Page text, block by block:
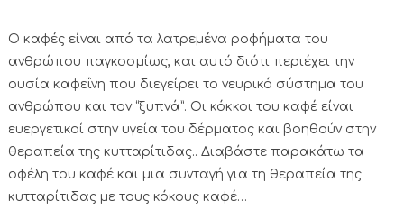
Ο καφές είναι από τα λατρεμένα ροφήματα του
ανθρώπου παγκοσμίως, και αυτό διότι περιέχει την
ουσία καφεΐνη που διεγείρει το νευρικό σύστημα του
ανθρώπου και τον “ξυπνά”. Οι κόκκοι του καφέ είναι
ευεργετικοί στην υγεία του δέρματος και βοηθούν στην
θεραπεία της κυτταρίτιδας.. Διαβάστε παρακάτω τα
οφέλη του καφέ και μια συνταγή για τη θεραπεία της
κυτταρίτιδας με τους κόκους καφέ…